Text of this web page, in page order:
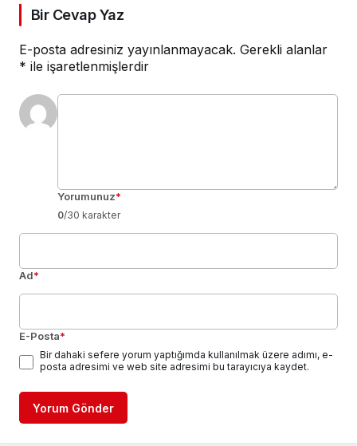
Bir Cevap Yaz
E-posta adresiniz yayınlanmayacak. Gerekli alanlar
* ile işaretlenmişlerdir
Yorumunuz*
0/30 karakter
Ad*
E-Posta*
Bir dahaki sefere yorum yaptığımda kullanılmak üzere adımı, e-
posta adresimi ve web site adresimi bu tarayıcıya kaydet.
Yorum Gönder